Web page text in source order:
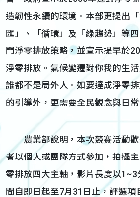
造韌性永續的環境。本部更提出
匯」、「循環」及「綠趨勢」等
門淨零排放策略，並宣示提早於
淨零排放。氣候變遷對你我的生活
誰都不是局外人。如要達成淨零
的引導外，更需要全民觀念與日
農業部說明，本次競賽活動歡
者以個人或團隊方式參加，拍攝
零排放四大主軸，影片長度以1~3
間自即日起至7月31日止，評選項